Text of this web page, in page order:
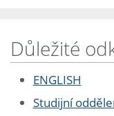
Důležité
ENGLISH
Studijní